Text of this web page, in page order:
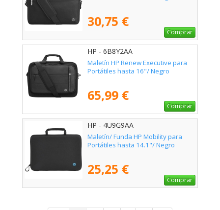
30,75 €
Comprar
HP - 6B8Y2AA
Maletín HP Renew Executive para
Portátiles hasta 16"/ Negro
65,99 €
Comprar
HP - 4U9G9AA
Maletín/ Funda HP Mobility para
Portátiles hasta 14.1"/ Negro
25,25 €
Comprar